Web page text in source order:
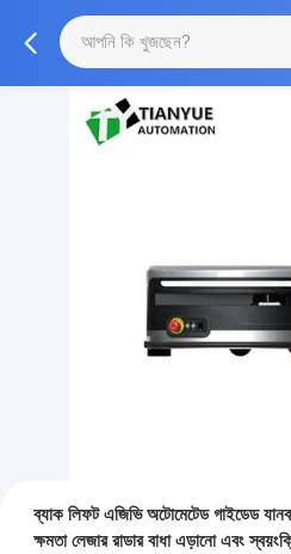
ব্যাক লিফট এজিভি অটোমেটেড গাইডেড
ক্ষমতা লেজার রাডার বাধা এড়ানো এবং